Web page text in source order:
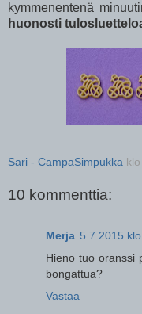
kymmenentenä
huonosti
Sari - CampaSimpukka klo
10 kommenttia:
Merja 5.7.2015
Hieno tuo oranssi
bongattua?
Vastaa